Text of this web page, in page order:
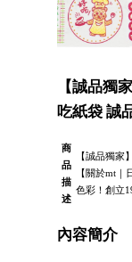
【誠品獨
吃紙袋 誠
商
品
描
述
【誠品獨家
【關於mt
色彩！創立
內容簡介